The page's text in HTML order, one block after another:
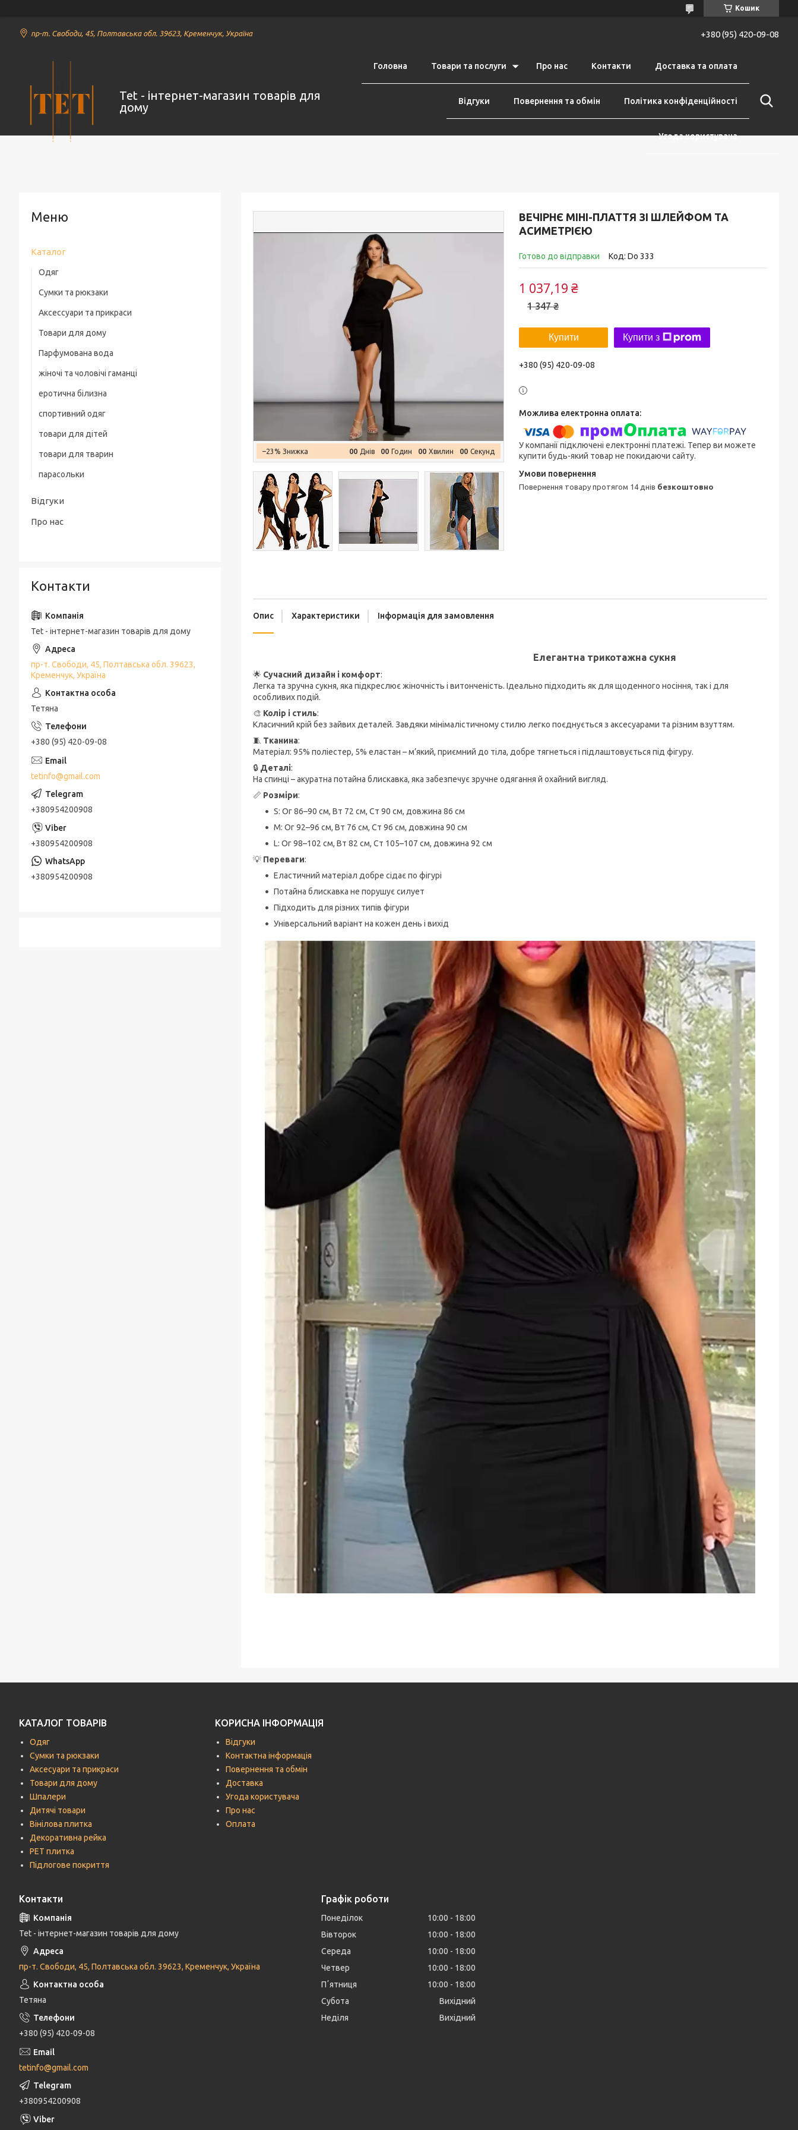
Кошик
пр-т. Свободи, 45, Полтавська обл. 39623, Кременчук, Україна +380 (95) 420-09-08
Tet - інтернет-магазин товарів для
дому
Головна Товари та послуги Про нас Контакти Доставка та оплата
Відгуки Повернення та обмін Політика конфіденційності
Угода користувача
ВЕЧІРНЄ МІНІ-ПЛАТТЯ ЗІ ШЛЕЙФОМ ТА
АСИМЕТРІЄЮ
Готово до відправки Код: Do 333
1 347 ₴
1 037,19 ₴
Купити Купити з
+380 (95) 420-09-08
У компанії підключені електронні платежі. Тепер ви можете
купити будь-який товар не покидаючи сайту.
повернення товару протягом 14 днів безкоштовно
–23% 00 Днів 00 Годин 00 Хвилин 00 Секунд
Опис Характеристики Інформація для замовлення
Елегантна трикотажна сукня
🌟 Сучасний дизайн і комфорт:
Легка та зручна сукня, яка підкреслює жіночність і витонченість. Ідеально підходить як для щоденного носіння, так і для
особливих подій.
🎨 Колір і стиль:
Класичний крій без зайвих деталей. Завдяки мінімалістичному стилю легко поєднується з аксесуарами та різним взуттям.
🧵 Тканина:
Матеріал: 95% поліестер, 5% еластан – м’який, приємний до тіла, добре тягнеться і підлаштовується під фігуру.
🔒 Деталі:
На спинці – акуратна потайна блискавка, яка забезпечує зручне одягання й охайний вигляд.
📏 Розміри:
S: Ог 86–90 см, Вт 72 см, Ст 90 см, довжина 86 см
M: Ог 92–96 см, Вт 76 см, Ст 96 см, довжина 90 см
L: Ог 98–102 см, Вт 82 см, Ст 105–107 см, довжина 92 см
💡 Переваги:
Еластичний матеріал добре сідає по фігурі
Потайна блискавка не порушує силует
Підходить для різних типів фігури
Універсальний варіант на кожен день і вихід
Каталог
Одяг
Жіночий одяг
Жіночі піжами
Сумки та рюкзаки
Аксессуари та прикраси
Біжутерія
Товари для дому
Парфумована вода
жіночі та чоловічі гаманці
еротична білизна
спортивний одяг
товари для дітей
товари для тварин
парасольки
Відгуки
Про нас
Контакти
Tet - інтернет-магазин товарів для дому
пр-т. Свободи, 45, Полтавська обл. 39623,
Кременчук, Україна
Тетяна
+380 (95) 420-09-08
tetinfo@gmail.com
+380954200908
+380954200908
+380954200908
КАТАЛОГ ТОВАРІВ
Одяг
Сумки та рюкзаки
Аксесуари та прикраси
Товари для дому
Шпалери
Дитячі товари
Вінілова плитка
Декоративна рейка
РЕТ плитка
Підлогове покриття
КОРИСНА ІНФОРМАЦІЯ
Відгуки
Контактна інформація
Повернення та обмін
Доставка
Угода користувача
Про нас
Оплата
Контакти
Tet - інтернет-магазин товарів для дому
пр-т. Свободи, 45, Полтавська обл. 39623, Кременчук, Україна
Тетяна
+380 (95) 420-09-08
tetinfo@gmail.com
+380954200908
Графік роботи
Понеділок 10:00
18:00
Вівторок
10:00
18:00
Середа
10:00
18:00
Четвер
10:00
18:00
Пʼятниця
10:00
18:00
Субота
Вихідний
Неділя
Вихідний